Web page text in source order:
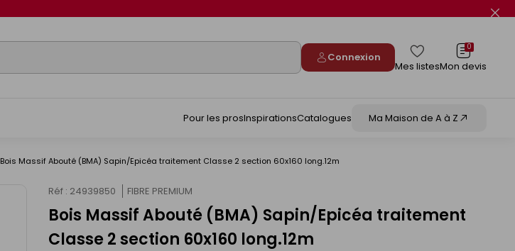
Connexion
Mes listes
0
Mon devis
Pour les prosInspirationsCatalogues Ma Maison de A à Z
Bois Massif Abouté (BMA) Sapin/Epicéa traitement Classe 2 section 60x160 long.12m
Réf : 24939850 FIBRE PREMIUM
Bois Massif Abouté (BMA) Sapin/Epicéa traitement
Classe 2 section 60x160 long.12m